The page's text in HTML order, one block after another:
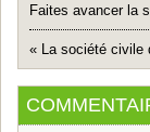
Faites avancer la
« La société civile